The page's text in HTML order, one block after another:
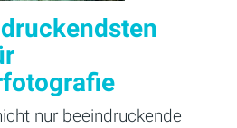
nur beeindruckende